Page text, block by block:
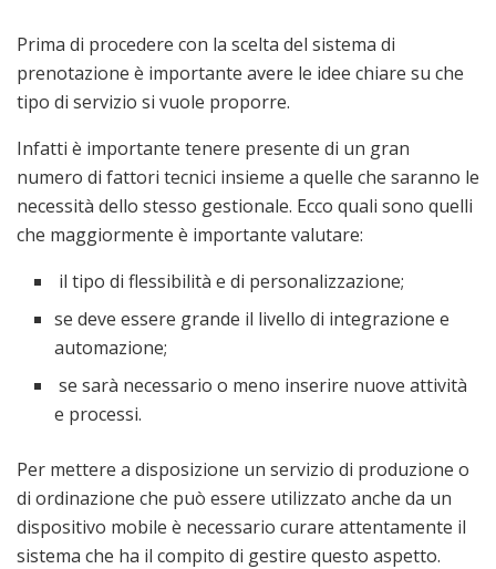
Prima di procedere con la scelta del sistema di
prenotazione è importante avere le idee chiare su che
tipo di servizio si vuole proporre.
Infatti è importante tenere presente di un gran
numero di fattori tecnici insieme a quelle che saranno le
necessità dello stesso gestionale. Ecco quali sono quelli
che maggiormente è importante valutare:
il tipo di flessibilità e di personalizzazione;
se deve essere grande il livello di integrazione e
automazione;
se sarà necessario o meno inserire nuove attività
e processi.
Per mettere a disposizione un servizio di produzione o
di ordinazione che può essere utilizzato anche da un
dispositivo mobile è necessario curare attentamente il
sistema che ha il compito di gestire questo aspetto.